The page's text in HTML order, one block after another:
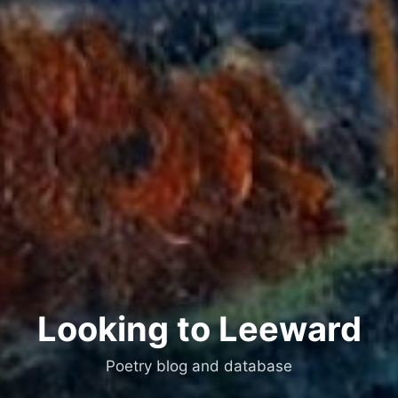
Looking to Leeward
Poetry blog and database